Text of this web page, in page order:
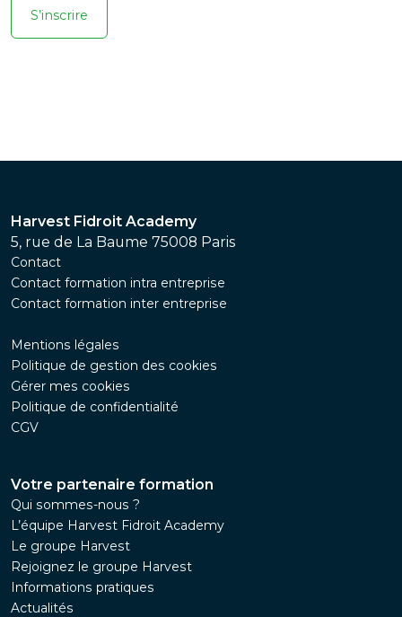
S’inscrire
Harvest Fidroit Academy
5, rue de La Baume 75008 Paris
Contact
Contact formation intra entreprise
Contact formation inter entreprise
Mentions légales
Politique de gestion des cookies
Gérer mes cookies
Politique de confidentialité
CGV
Votre partenaire formation
Qui sommes-nous ?
L’équipe Harvest Fidroit Academy
Le groupe Harvest
Rejoignez le groupe Harvest
Informations pratiques
Actualités